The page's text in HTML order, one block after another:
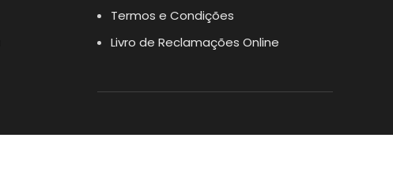
Termos e Condições
Livro de Reclamações Online